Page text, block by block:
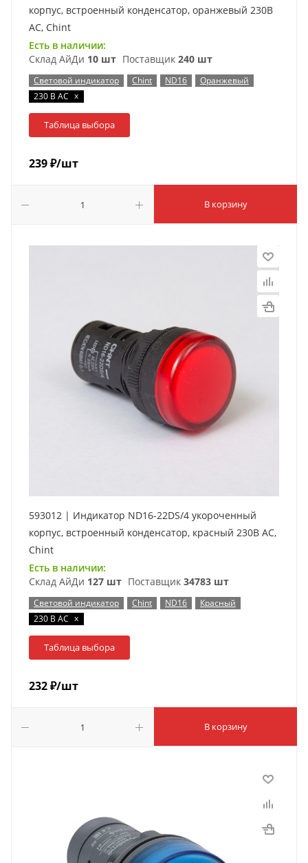
корпус, встроенный конденсатор, оранжевый 230В
АС, Chint
Есть в наличии:
Склад АйДи 10 шт Поставщик 240 шт
Световой индикатор Chint ND16
Оранжевый
230 В AC x
Таблица выбора
239₽/шт
В корзину
593012 | Индикатор ND16-22DS/4 укороченный
корпус, встроенный конденсатор, красный 230В АС,
Chint
Есть в наличии:
Склад АйДи 127 шт Поставщик 34783 шт
Световой индикатор Chint ND16
Красный
230 В AC x
Таблица выбора
232₽/шт
В корзину